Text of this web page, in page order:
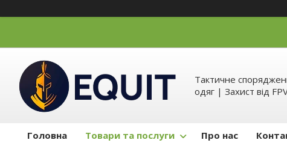
Тактичне
одяг | Захист від
Головна Товари та послуги Про нас